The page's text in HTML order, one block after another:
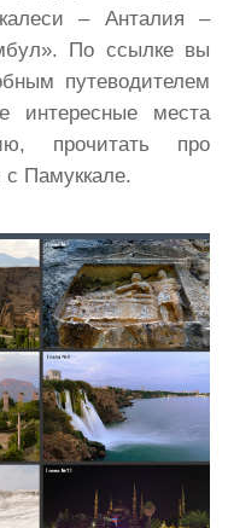
– Анталия –
По ссылке вы
путеводителем
интересные места
прочитать про
с Памуккале.